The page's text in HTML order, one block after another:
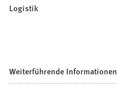
Logistik
Weiterführende Informationen